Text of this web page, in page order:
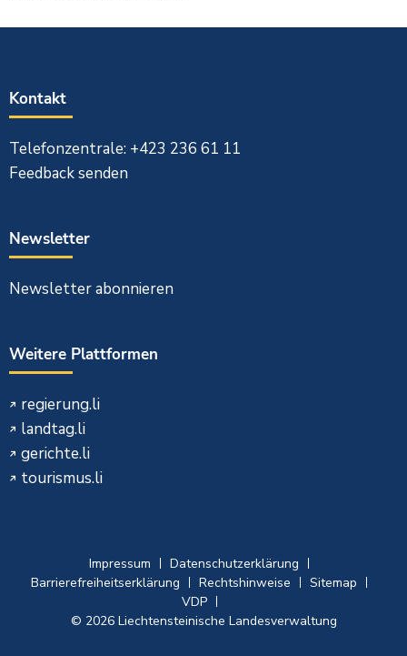
Kontakt
Telefonzentrale: +423 236 61 11
Feedback senden
Newsletter
Newsletter abonnieren
Weitere Plattformen
regierung.li
landtag.li
gerichte.li
tourismus.li
Impressum
Datenschutzerklärung
Barrierefreiheitserklärung
Rechtshinweise
Sitemap
VDP
© 2026 Liechtensteinische Landesverwaltung